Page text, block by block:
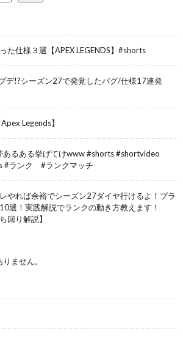
た仕様３選【APEX LEGENDS】#shorts
デ!?シーズン27で発覚したバグ/仕様17連発
Legends】
あるある挙げてけwww #shorts #shortvideo
#ランク #ランクマッチ
やれば余裕でシーズン27ダイヤ行けるよ！プラ
選！実践解説でランクの動き方教えます！
回り解説】
ません。